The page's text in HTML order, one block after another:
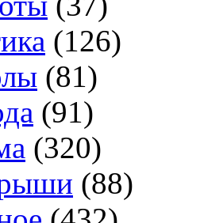
(126)
(81)
(91)
(320)
(88)